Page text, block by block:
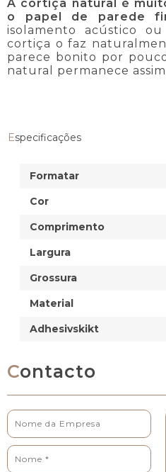
A cortiça natural é
o papel de parede
isolamento acústico
cortiça o faz
parece bonito por
natural permanece
Especificações
Formatar
Cor
Comprimento
Largura
Grossura
Material
Adhesivskikt
Contacto